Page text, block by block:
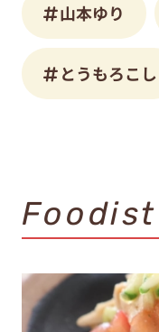
山本ゆり
とうもろこし
Foodist